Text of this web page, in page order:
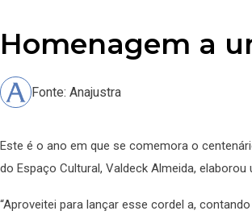
Homenagem a
Fonte: Anajustra
Este é o ano em que se comemora o
do Espaço Cultural, Valdeck Almeida, elaborou
“Aproveitei para lançar esse cordel a,